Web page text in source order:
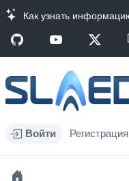
Как узнать
Войти Регистрация